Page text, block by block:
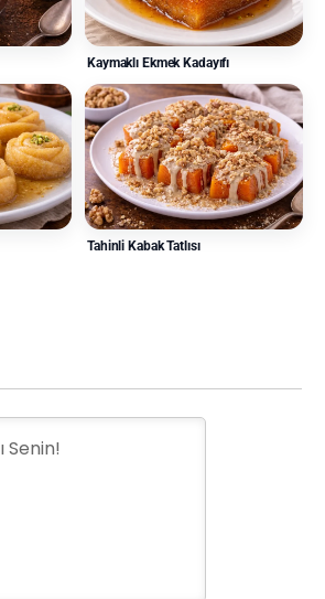
Kaymaklı Ekmek Kadayıfı
Tahinli Kabak Tatlısı